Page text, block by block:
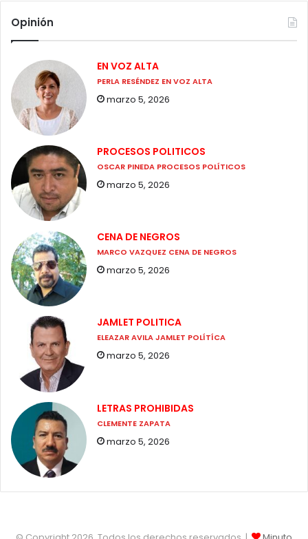
Opinión
EN VOZ ALTA
PERLA RESÉNDEZ EN VOZ ALTA
marzo 5, 2026
PROCESOS POLITICOS
OSCAR PINEDA PROCESOS POLÍTICOS
marzo 5, 2026
CENA DE NEGROS
MARCO VAZQUEZ CENA DE NEGROS
marzo 5, 2026
JAMLET POLITICA
ELEAZAR AVILA JAMLET POLÍTÍCA
marzo 5, 2026
LETRAS PROHIBIDAS
CLEMENTE ZAPATA
marzo 5, 2026